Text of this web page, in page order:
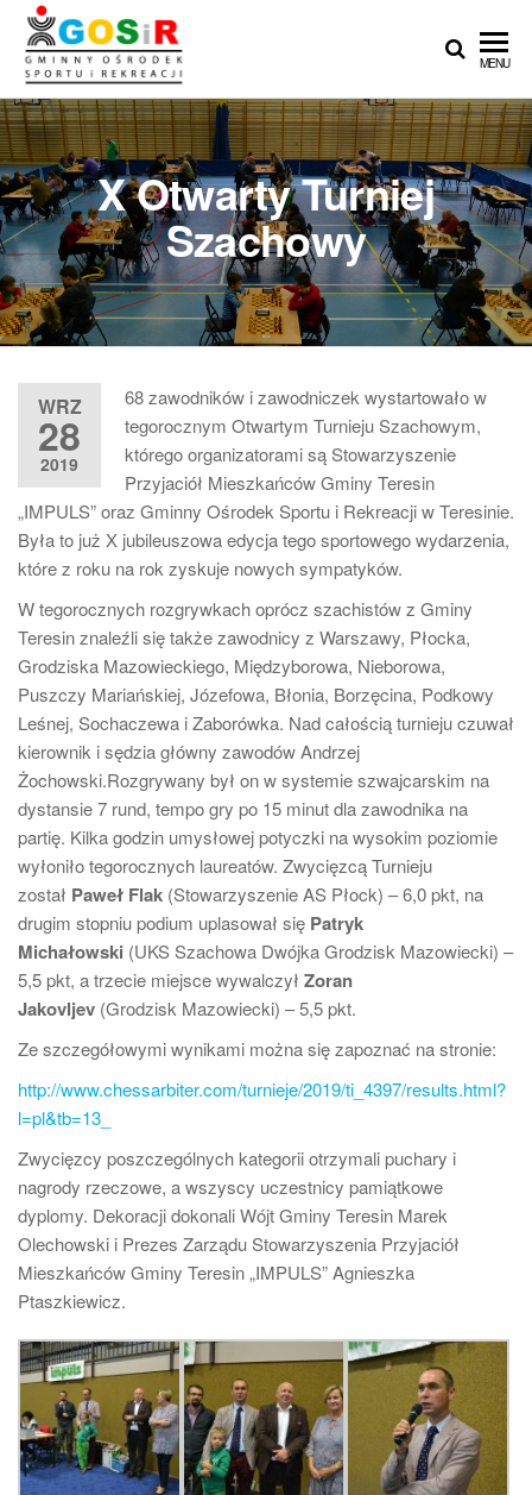
Przejdź
treści
Ośrodek
Sportu i
Rekreacji w
Teresinie ::
Zapasy ::
Łucznictwo ::
Lekkoatletyka
Sportu i
Rekreacji
w
Teresinie
MENU
X Otwarty Turniej
Szachowy
WRZ
28
2019
68 zawodników i zawodniczek wystartowało w
tegorocznym Otwartym Turnieju Szachowym,
którego organizatorami są Stowarzyszenie
Przyjaciół Mieszkańców Gminy Teresin
„IMPULS” oraz Gminny Ośrodek Sportu i Rekreacji w Teresinie.
Była to już X jubileuszowa edycja tego sportowego wydarzenia,
które z roku na rok zyskuje nowych sympatyków.
W tegorocznych rozgrywkach oprócz szachistów z Gminy
Teresin znaleźli się także zawodnicy z Warszawy, Płocka,
Grodziska Mazowieckiego, Międzyborowa, Nieborowa,
Puszczy Mariańskiej, Józefowa, Błonia, Borzęcina, Podkowy
Leśnej, Sochaczewa i Zaborówka. Nad całością turnieju czuwał
kierownik i sędzia główny zawodów Andrzej
Żochowski.Rozgrywany był on w systemie szwajcarskim na
dystansie 7 rund, tempo gry po 15 minut dla zawodnika na
partię. Kilka godzin umysłowej potyczki na wysokim poziomie
wyłoniło tegorocznych laureatów. Zwycięzcą Turnieju
został Paweł Flak (Stowarzyszenie AS Płock) – 6,0 pkt, na
drugim stopniu podium uplasował się Patryk
Michałowski (UKS Szachowa Dwójka Grodzisk Mazowiecki) –
5,5 pkt, a trzecie miejsce wywalczył Zoran
Jakovljev (Grodzisk Mazowiecki) – 5,5 pkt.
Ze szczegółowymi wynikami można się zapoznać na stronie:
http://www.chessarbiter.com/turnieje/2019/ti_4397/results.html?
l=pl&tb=13_
Zwycięzcy poszczególnych kategorii otrzymali puchary i
nagrody rzeczowe, a wszyscy uczestnicy pamiątkowe
dyplomy. Dekoracji dokonali Wójt Gminy Teresin Marek
Olechowski i Prezes Zarządu Stowarzyszenia Przyjaciół
Mieszkańców Gminy Teresin „IMPULS” Agnieszka
Ptaszkiewicz.